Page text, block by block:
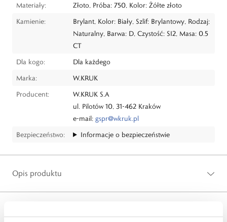
Materiały:
Złoto, Próba: 750, Kolor: Żółte złoto
Kamienie:
Brylant, Kolor: Biały, Szlif: Brylantowy, Rodzaj:
Naturalny, Barwa: D, Czystość: SI2, Masa: 0.5
CT
Dla kogo:
Dla każdego
Marka:
W.KRUK
Producent:
W.KRUK S.A
ul. Pilotów 10, 31-462 Kraków
e-mail: gspr@wkruk.pl
Bezpieczeństwo:
Informacje o bezpieczeństwie
Opis produktu